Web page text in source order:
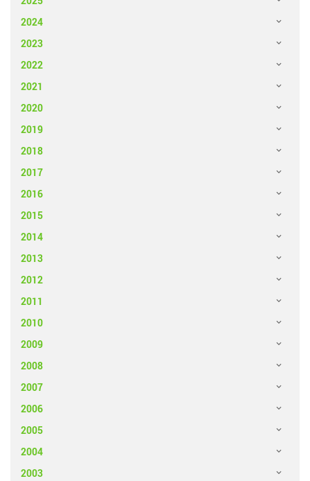
2024
2023
2022
2021
2020
2019
2018
2017
2016
2015
2014
2013
2012
2011
2010
2009
2008
2007
2006
2005
2004
2003